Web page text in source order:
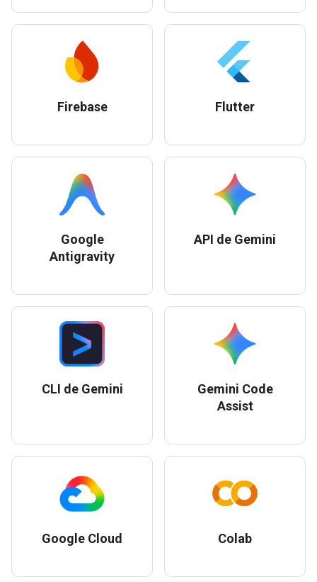
Firebase Flutter
Google
Antigravity
API de Gemini
CLI de Gemini
Gemini Code
Assist
Google Cloud Colab